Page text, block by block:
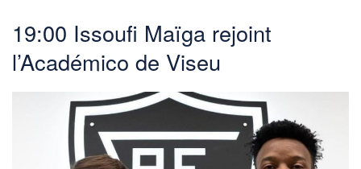
19:00 Issoufi Maïga rejoint
l’Académico de Viseu